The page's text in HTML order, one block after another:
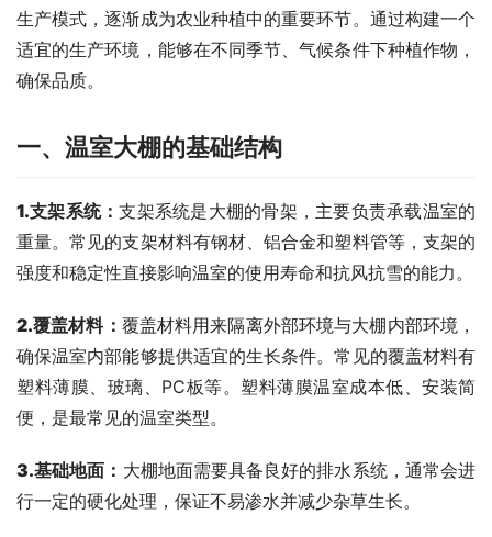
生产模式，逐渐成为农业种植中的重要环节。通过构建一个
适宜的生产环境，能够在不同季节、气候条件下种植作物，
确保品质。
一、温室大棚的基础结构
1.支架系统：支架系统是大棚的骨架，主要负责承载温室的
重量。常见的支架材料有钢材、铝合金和塑料管等，支架的
强度和稳定性直接影响温室的使用寿命和抗风抗雪的能力。
2.覆盖材料： 覆盖材料用来隔离外部环境与大棚内部环境，
确保温室内部能够提供适宜的生长条件。常见的覆盖材料有
塑料薄膜、玻璃、PC板等。塑料薄膜温室成本低、安装简
便，是最常见的温室类型。
3.基础地面 ： 大棚地面需要具备良好的排水系统，通常会进
行一定的硬化处理，保证不易渗水并减少杂草生长。